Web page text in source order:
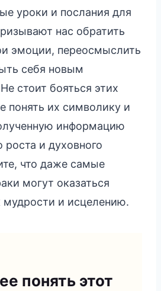
уроки и послания для
нас обратить
эмоции, переосмыслить
себя новым
стоит бояться этих
понять их символику и
информацию
роста и духовного
что даже самые
могут оказаться
мудрости и исцелению.
понять этот